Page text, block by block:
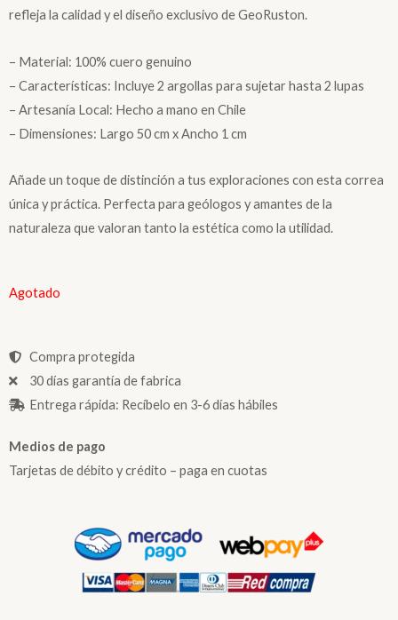
refleja la calidad y el diseño exclusivo de GeoRuston.
– Material: 100% cuero genuino
– Características: Incluye 2 argollas para sujetar hasta 2 lupas
– Artesanía Local: Hecho a mano en Chile
– Dimensiones: Largo 50 cm x Ancho 1 cm
Añade un toque de distinción a tus exploraciones con esta correa
única y práctica. Perfecta para geólogos y amantes de la
naturaleza que valoran tanto la estética como la utilidad.
Agotado
Compra protegida
30 días garantía de fabrica
Entrega rápida: Recíbelo en 3-6 días hábiles
Medios de pago
Tarjetas de débito y crédito – paga en cuotas